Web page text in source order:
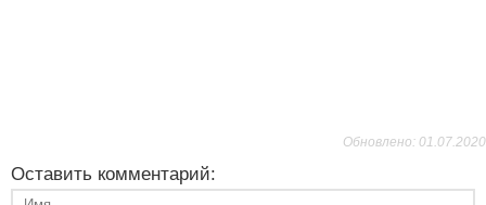
Обновлено: 01.07.2020
Оставить комментарий: